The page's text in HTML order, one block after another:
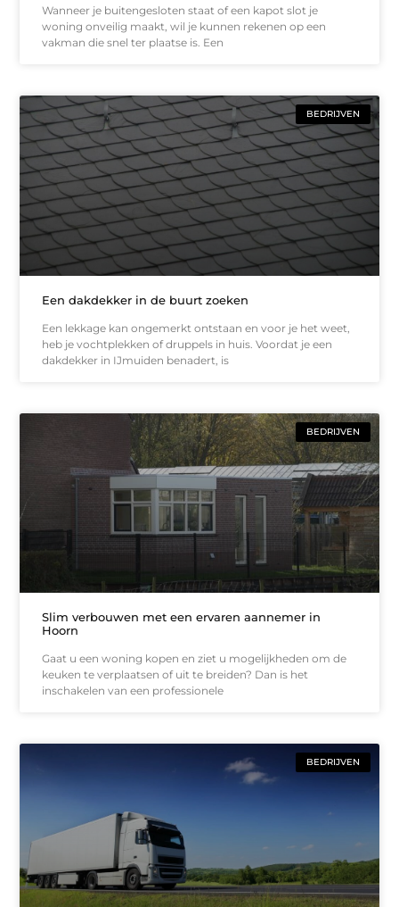
Wanneer je buitengesloten staat of een kapot slot je
woning onveilig maakt, wil je kunnen rekenen op een
vakman die snel ter plaatse is. Een
BEDRIJVEN
Een dakdekker in de buurt zoeken
Een lekkage kan ongemerkt ontstaan en voor je het weet,
heb je vochtplekken of druppels in huis. Voordat je een
dakdekker in IJmuiden benadert, is
BEDRIJVEN
Slim verbouwen met een ervaren aannemer in
Hoorn
Gaat u een woning kopen en ziet u mogelijkheden om de
keuken te verplaatsen of uit te breiden? Dan is het
inschakelen van een professionele
BEDRIJVEN